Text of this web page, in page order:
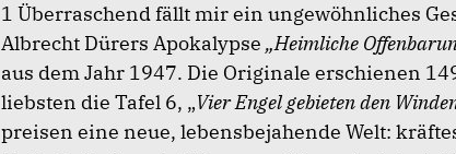
1 Überraschend fällt mir ein ungewöhnliches
Albrecht Dürers Apokalypse „Heimliche
aus dem Jahr 1947. Die Originale erschienen
liebsten die Tafel 6, „Vier Engel gebieten den
preisen eine neue, lebensbejahende Welt: